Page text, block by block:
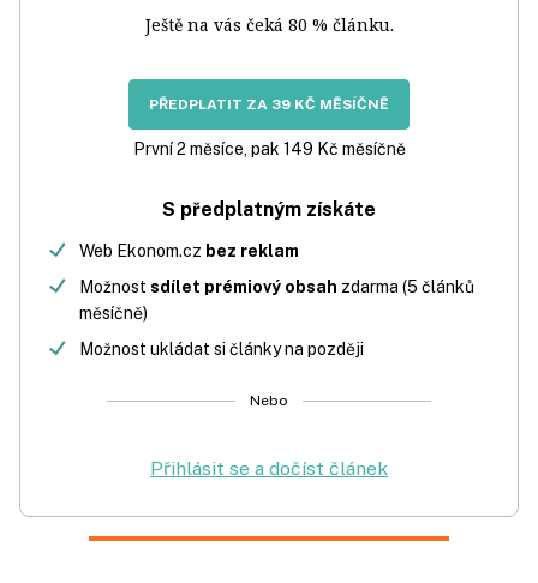
Ještě na vás čeká 80 % článku.
PŘEDPLATIT ZA 39 KČ MĚSÍČNĚ
První 2 měsíce, pak 149 Kč měsíčně
S předplatným získáte
Web Ekonom.cz bez reklam
Možnost sdílet prémiový obsah zdarma (5 článků
měsíčně)
Možnost ukládat si články na později
Nebo
Přihlásit se a dočíst článek